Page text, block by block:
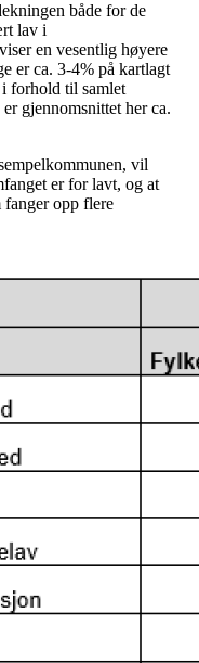
både for de
lav i
en vesentlig høyere
er ca. 3-4% på kartlagt
i forhold til samlet
gjennomsnittet her ca.
vil
er for lavt, og at
fanger opp flere